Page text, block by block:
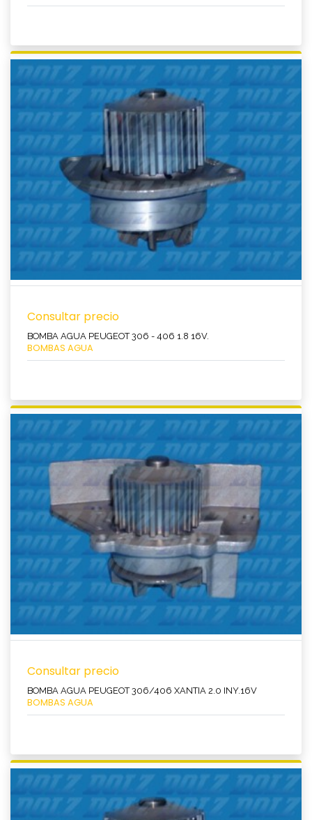
Ver producto
Consultar precio
BOMBA AGUA PEUGEOT 306 - 406 1.8 16V.
BOMBAS AGUA
Ver producto
Consultar precio
BOMBA AGUA PEUGEOT 306/406 XANTIA 2.0 INY.16V
BOMBAS AGUA